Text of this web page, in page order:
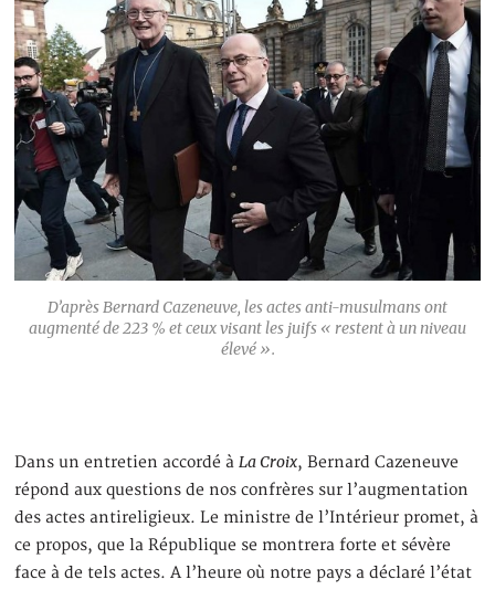
D’après Bernard Cazeneuve, les actes anti-musulmans ont
augmenté de 223 % et ceux visant les juifs « restent à un niveau
élevé ».
Dans un entretien accordé àLa Croix, Bernard Cazeneuve
répond aux questions de nos confrères sur l’augmentation
des actes antireligieux. Le ministre de l’Intérieur promet, à
ce propos, que la République se montrera forte et sévère
face à de tels actes. A l’heure où notre pays a déclaré l’état